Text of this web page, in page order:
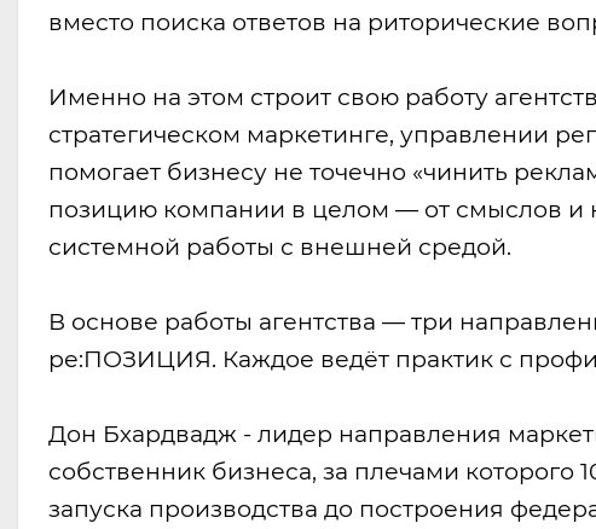
вместо поиска ответов на риторические
Именно на этом строит свою работу
стратегическом маркетинге, управлении
помогает бизнесу не точечно «чинить
позицию компании в целом — от смыслов и
системной работы с внешней средой.
В основе работы агентства — три
ре:ПОЗИЦИЯ. Каждое ведёт практик с
Дон Бхардвадж - лидер направления
собственник бизнеса, за плечами которого
запуска производства до построения